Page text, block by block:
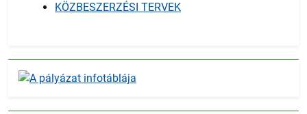
KÖZBESZERZÉSI TERVEK